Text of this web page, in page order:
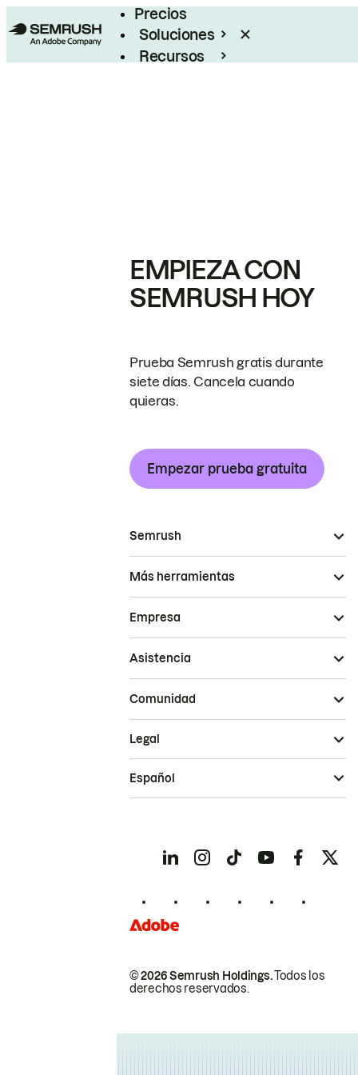
Precios
Soluciones
Recursos
EMPIEZA CON
SEMRUSH HOY
Prueba Semrush gratis durante
siete días. Cancela cuando
quieras.
Empezar prueba gratuita
Semrush
Más herramientas
Empresa
Asistencia
Comunidad
© 2026 Semrush Holdings.Todos los
derechos reservados.
Legal
Español